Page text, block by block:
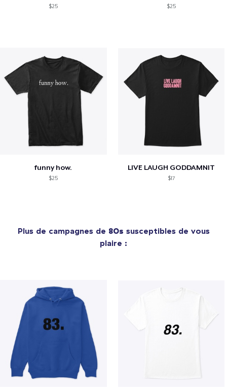
$25 $25
funny how.
$25
LIVE LAUGH GODDAMNIT
$17
Plus de campagnes de 80s susceptibles de vous
plaire :